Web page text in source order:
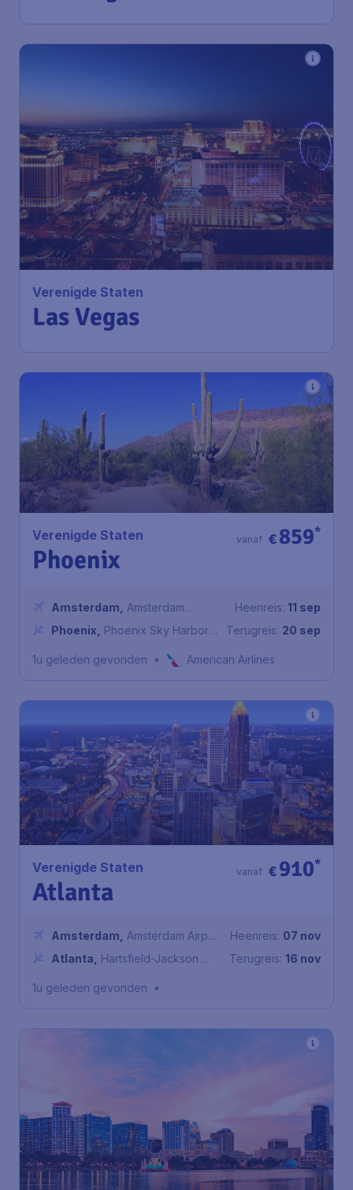
Verenigde Staten
Las Vegas
€798*
vanaf
Airport Schiphol
Las Vegas
International Airport
1u geleden gevonden
Verenigde Staten
Phoenix
€859*
vanaf
Amsterdam
Amsterdam
Airport Schiphol
Phoenix
Phoenix Sky Harbor
Heenreis: 11 sep
Terugreis: 20 sep
1u geleden gevonden • American Airlines
Verenigde Staten
Atlanta
€910*
vanaf
Amsterdam
Amsterdam Airport
Schiphol
Atlanta
Hartsfield-Jackson
Heenreis: 07 nov
Terugreis: 16 nov
1u geleden gevonden •